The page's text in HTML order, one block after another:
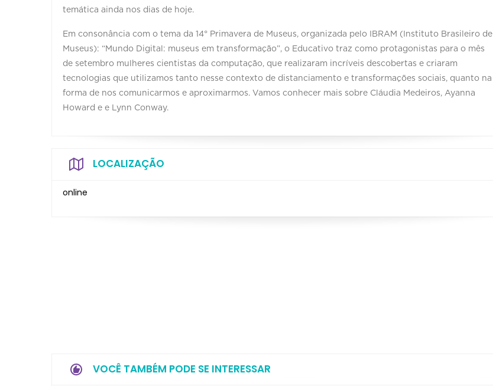
temática ainda nos dias de hoje.
Em consonância com o tema da 14° Primavera de Museus, organizada pelo IBRAM (Instituto Brasileiro de
Museus): “Mundo Digital: museus em transformação”, o Educativo traz como protagonistas para o mês
de setembro mulheres cientistas da computação, que realizaram incríveis descobertas e criaram
tecnologias que utilizamos tanto nesse contexto de distanciamento e transformações sociais, quanto na
forma de nos comunicarmos e aproximarmos. Vamos conhecer mais sobre Cláudia Medeiros, Ayanna
Howard e e Lynn Conway.
LOCALIZAÇÃO
online
VOCÊ TAMBÉM PODE SE INTERESSAR